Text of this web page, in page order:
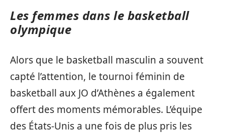
Les femmes dans le basketball
olympique
Alors que le basketball masculin a souvent
capté l’attention, le tournoi féminin de
basketball aux JO d’Athènes a également
offert des moments mémorables. L’équipe
des États-Unis a une fois de plus pris les